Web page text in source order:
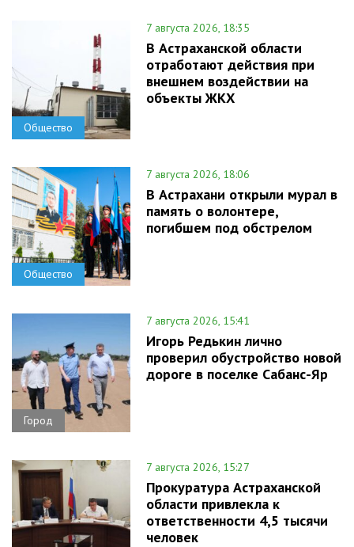
Общество
7 августа 2026, 18:35
В Астраханской области
отработают действия при
внешнем воздействии на
объекты ЖКХ
Общество
7 августа 2026, 18:06
В Астрахани открыли мурал в
память о волонтере,
погибшем под обстрелом
Город
7 августа 2026, 15:41
Игорь Редькин лично
проверил обустройство новой
дороге в поселке Сабанс-Яр
7 августа 2026, 15:27
Прокуратура Астраханской
области привлекла к
ответственности 4,5 тысячи
человек